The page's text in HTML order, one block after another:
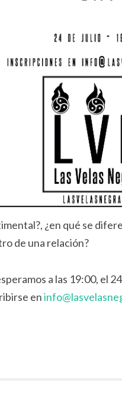
¿en qué se
de una relación?
a las 19:00, el
en